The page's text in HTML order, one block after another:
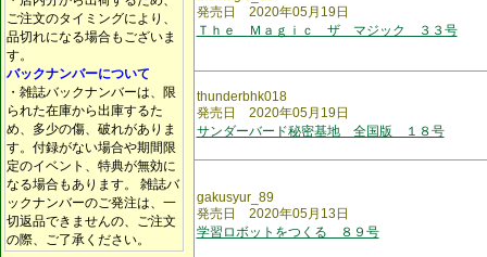
ご注文のタイミングにより、
品切れになる場合もございま
す。
バックナンバーについて
・雑誌バックナンバーは、限
られた在庫から出庫するた
め、多少の傷、破れがありま
す。付録がない場合や期間限
定のイベント、特典が無効に
なる場合もあります。 雑誌バ
ックナンバーのご発注は、一
切返品できませんの、ご注文
の際、ご了承ください。
発売日 2020年05月19日
Ｔｈｅ Ｍａｇｉｃ ザ マジック ３３号
thunderbhk018
発売日 2020年05月19日
サンダーバード秘密基地 全国版 １８号
gakusyur_89
発売日 2020年05月13日
学習ロボットをつくる ８９号